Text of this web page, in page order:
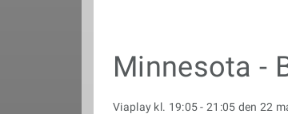
Minnesota -
Viaplay kl. 19:05 - 21:05 den 22